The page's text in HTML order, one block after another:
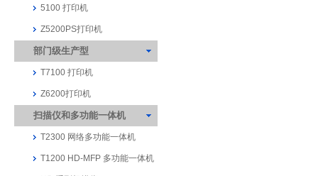
5100 打印机
Z5200PS打印机
部门级生产型
T7100 打印机
Z6200打印机
扫描仪和多功能一体机
T2300 网络多功能一体机
T1200 HD-MFP 多功能一体机